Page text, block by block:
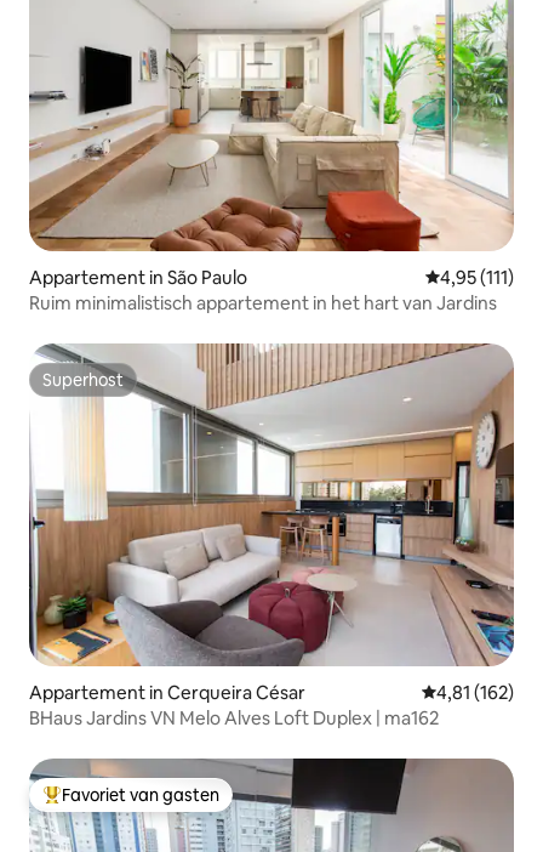
Appartement in São Paulo Gemiddelde
4,95 (111)
Ruim minimalistisch appartement in het hart van Jardins
Superhost
Superhost
Appartement in Cerqueira César Gemiddelde
4,81 (162)
BHaus Jardins VN Melo Alves Loft Duplex | ma162
Topfavoriet van gasten
Favoriet van gasten